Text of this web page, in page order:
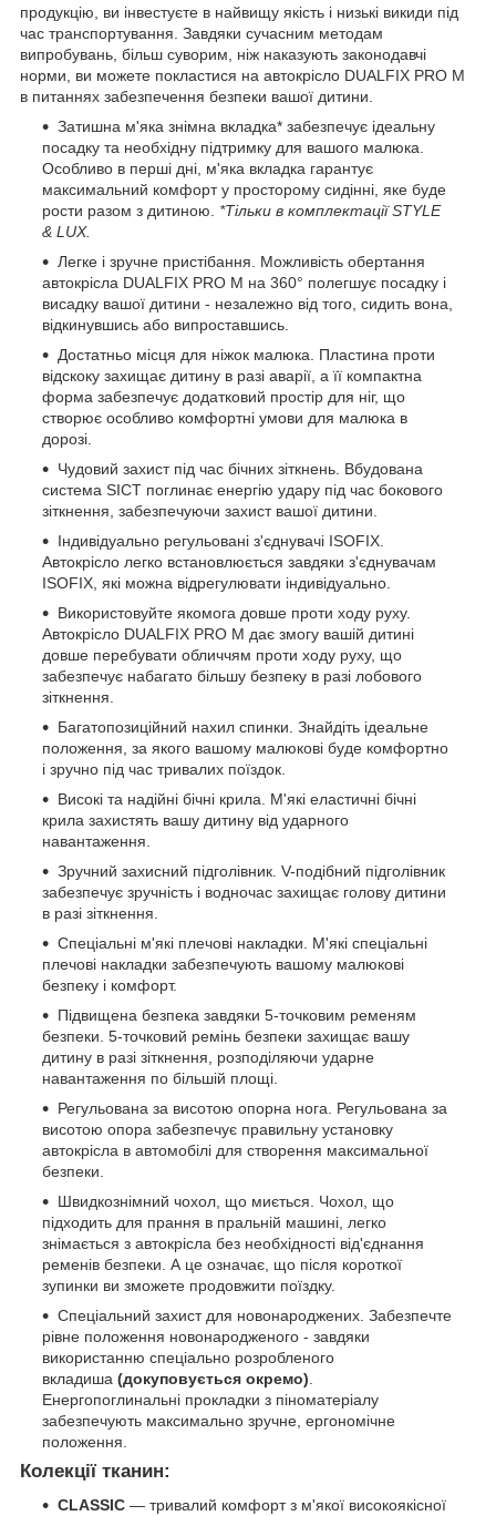
продукцію, ви інвестуєте в найвищу якість і низькі викиди під
час транспортування. Завдяки сучасним методам
випробувань, більш суворим, ніж наказують законодавчі
норми, ви можете покластися на автокрісло DUALFIX PRO M
в питаннях забезпечення безпеки вашої дитини.
Затишна м'яка знімна вкладка* забезпечує ідеальну
посадку та необхідну підтримку для вашого малюка.
Особливо в перші дні, м'яка вкладка гарантує
максимальний комфорт у просторому сидінні, яке буде
рости разом з дитиною. *Тільки в комплектації STYLE
& LUX.
Легке і зручне пристібання. Можливість обертання
автокрісла DUALFIX PRO M на 360° полегшує посадку і
висадку вашої дитини - незалежно від того, сидить вона,
відкинувшись або випроставшись.
Достатньо місця для ніжок малюка. Пластина проти
відскоку захищає дитину в разі аварії, а її компактна
форма забезпечує додатковий простір для ніг, що
створює особливо комфортні умови для малюка в
дорозі.
Чудовий захист під час бічних зіткнень. Вбудована
система SICT поглинає енергію удару під час бокового
зіткнення, забезпечуючи захист вашої дитини.
Індивідуально регульовані з'єднувачі ISOFIX.
Автокрісло легко встановлюється завдяки з'єднувачам
ISOFIX, які можна відрегулювати індивідуально.
Використовуйте якомога довше проти ходу руху.
Автокрісло DUALFIX PRO M дає змогу вашій дитині
довше перебувати обличчям проти ходу руху, що
забезпечує набагато більшу безпеку в разі лобового
зіткнення.
Багатопозиційний нахил спинки. Знайдіть ідеальне
положення, за якого вашому малюкові буде комфортно
і зручно під час тривалих поїздок.
Високі та надійні бічні крила. М'які еластичні бічні
крила захистять вашу дитину від ударного
навантаження.
Зручний захисний підголівник. V-подібний підголівник
забезпечує зручність і водночас захищає голову дитини
в разі зіткнення.
Спеціальні м'які плечові накладки. М'які спеціальні
плечові накладки забезпечують вашому малюкові
безпеку і комфорт.
Підвищена безпека завдяки 5-точковим ременям
безпеки. 5-точковий ремінь безпеки захищає вашу
дитину в разі зіткнення, розподіляючи ударне
навантаження по більшій площі.
Регульована за висотою опорна нога. Регульована за
висотою опора забезпечує правильну установку
автокрісла в автомобілі для створення максимальної
безпеки.
Швидкознімний чохол, що миється. Чохол, що
підходить для прання в пральній машині, легко
знімається з автокрісла без необхідності від'єднання
ременів безпеки. А це означає, що після короткої
зупинки ви зможете продовжити поїздку.
Спеціальний захист для новонароджених. Забезпечте
рівне положення новонародженого - завдяки
використанню спеціально розробленого
вкладиша (докуповується окремо).
Енергопоглинальні прокладки з піноматеріалу
забезпечують максимально зручне, ергономічне
положення.
Колекції тканин:
CLASSIC — тривалий комфорт з м'якої високоякісної